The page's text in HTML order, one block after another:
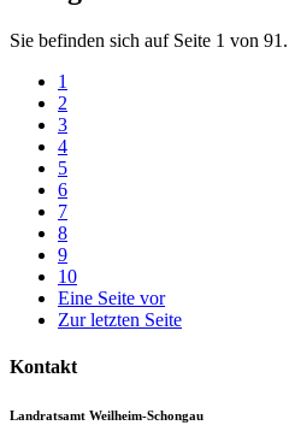
Sie befinden sich auf Seite 1 von 91.
1
2
3
4
5
6
7
8
9
10
Eine Seite vor
Zur letzten Seite
Kontakt
Landratsamt Weilheim-Schongau